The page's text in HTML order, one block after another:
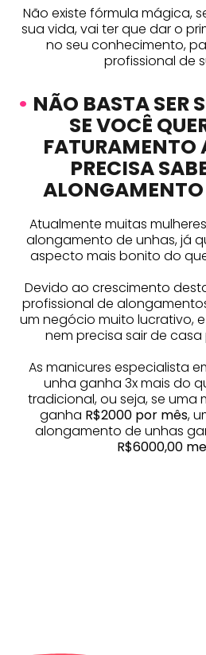
Não existe fórmula mágica,
sua vida, vai ter que dar o
no seu conhecimento,
profissional de
• NÃO BASTA SER
SE VOCÊ
FATURAMENTO
PRECISA
Atualmente muitas
alongamento de unhas, já
aspecto mais bonito do
Devido ao crescimento
profissional de
um negócio muito lucrativo,
nem precisa sair de
As manicures especialista
unha ganha 3x mais do
tradicional, ou seja, se uma
ganha R$2000 por mês,
alongamento de unhas
R$6000,00